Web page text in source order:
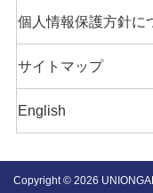
個人情報保護方針に
サイトマップ
English
Copyright © 2026